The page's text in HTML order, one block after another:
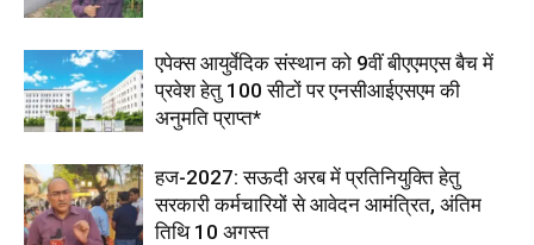
एपेक्स आयुर्वेदिक संस्थान को 9वीं बीएएमएस बैच में
प्रवेश हेतु 100 सीटों पर एनसीआईएसएम की
अनुमति प्राप्त*
हज-2027: सऊदी अरब में प्रतिनियुक्ति हेतु
सरकारी कर्मचारियों से आवेदन आमंत्रित, अंतिम
तिथि 10 अगस्त